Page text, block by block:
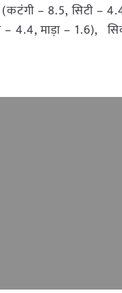
(कटंगी – 8.5, सिटी –
4.4, माड़ा – 1.6),